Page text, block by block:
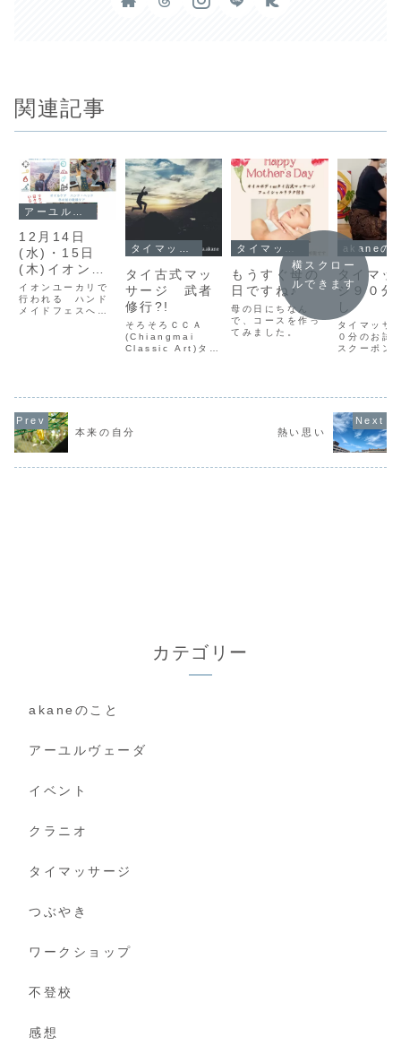
関連記事
12月14日
(水)・15日
(木)イオンユ
ーカリ ハン
ドメイドフェ
ス出店
イオンユーカリで
行われる ハンド
メイドフェスへ出
どお店に行くほど
ではない、短い時
間でリフレッシュ
したい、そんな
タイ古式マッ
サージ 武者
修行?!
そろそろＣＣＡ
(Chiangmai
Classic Art)タイ
そこで、今まで６
もうすぐ母の
日ですね♪
母の日にちなん
で、コースを作っ
てみました。
タイマッ
ジ９０分
し
タイマッサ
０分のお試
スクーポン
プ講座を受
め、この価
提供は、
月末までの
横スクロー
ルできます
本来の自分 熱い思い
カテゴリー
akaneのこと
アーユルヴェーダ
イベント
クラニオ
タイマッサージ
つぶやき
ワークショップ
不登校
感想